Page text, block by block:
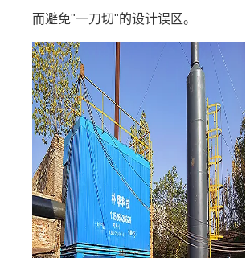
而避免"一刀切"的设计误区。